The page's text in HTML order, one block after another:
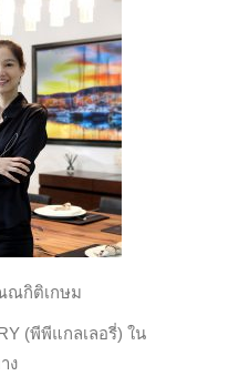
ณกิติเกษม
(พีพีแกลเลอรี่) ใน
ง